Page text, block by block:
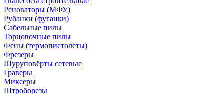
Реноваторы (МФУ)
Рубанки (фуганки)
Сабельные пилы
Торцовочные пилы
Фены (термопистолеты)
Фрезеры
Шуруповёрты сетевые
Граверы
Миксеры
Штроборезы